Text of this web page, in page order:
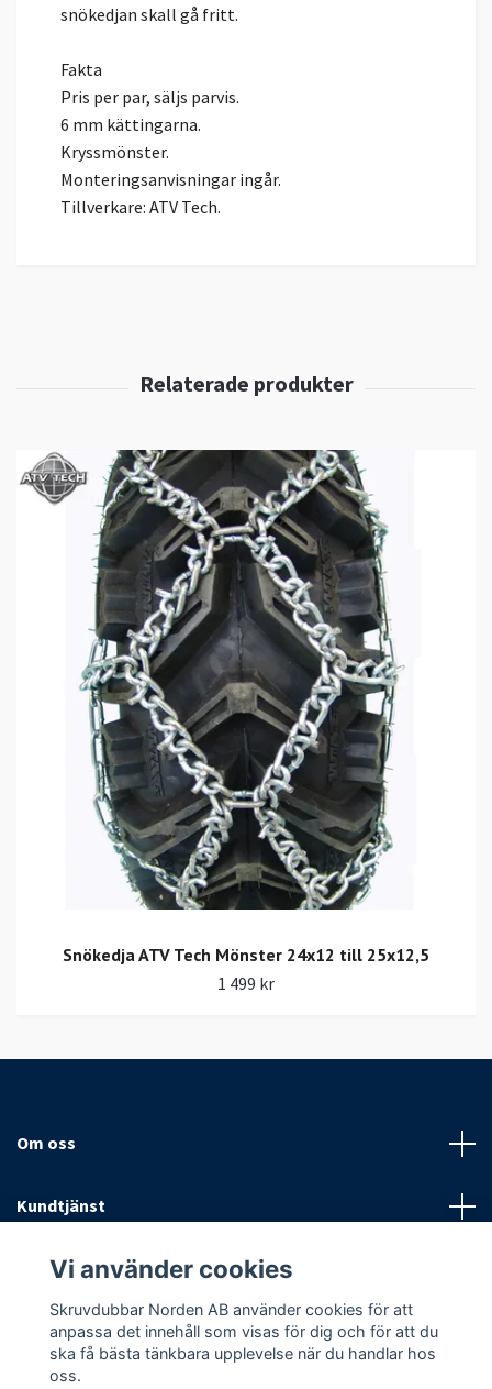
snökedjan skall gå fritt.
Fakta
Pris per par, säljs parvis.
6 mm kättingarna.
Kryssmönster.
Monteringsanvisningar ingår.
Tillverkare: ATV Tech.
Snökedja ATV Tech Mönster 24x12 till 25x12,5
1 499 kr
Om oss
Kundtjänst
Fotmeny
Sociala medier
Vi använder cookies
Skruvdubbar Norden AB använder cookies för att
anpassa det innehåll som visas för dig och för att du
ska få bästa tänkbara upplevelse när du handlar hos
oss.